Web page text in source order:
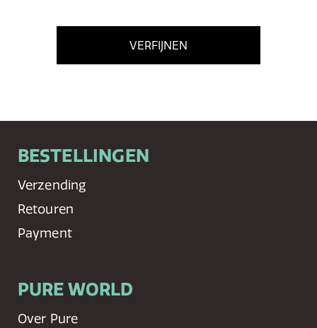
VERFIJNEN
BESTELLINGEN
Verzending
Retouren
Payment
PURE WORLD
Over Pure